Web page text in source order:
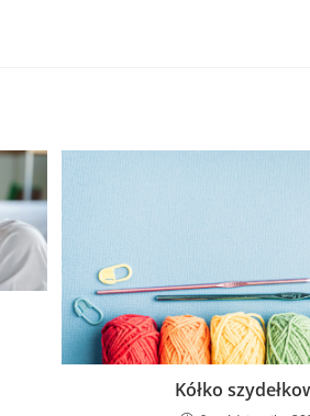
Kółko